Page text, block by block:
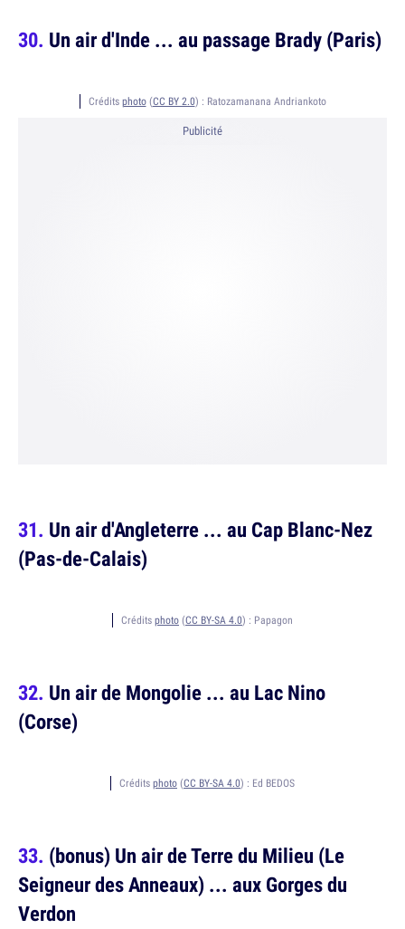
Un air d'Inde ... au passage Brady (Paris)
Crédits photo(CC BY 2.0) : Ratozamanana Andriankoto
Publicité
Un air d'Angleterre ... au Cap Blanc-Nez
(Pas-de-Calais)
Crédits photo (CC BY-SA 4.0) : Papagon
Un air de Mongolie ... au Lac Nino
(Corse)
Crédits photo (CC BY-SA 4.0) : Ed BEDOS
(bonus) Un air de Terre du Milieu (Le
Seigneur des Anneaux) ... aux Gorges du
Verdon